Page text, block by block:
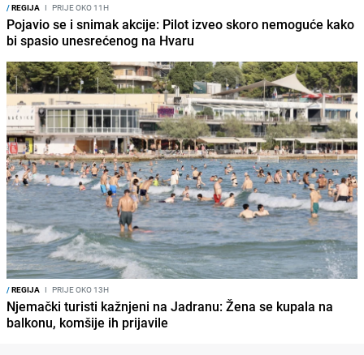
/REGIJA I PRIJE OKO 11H
Pojavio se i snimak akcije: Pilot izveo skoro nemoguće kako
bi spasio unesrećenog na Hvaru
/REGIJA I PRIJE OKO 13H
Njemački turisti kažnjeni na Jadranu: Žena se kupala na
balkonu, komšije ih prijavile